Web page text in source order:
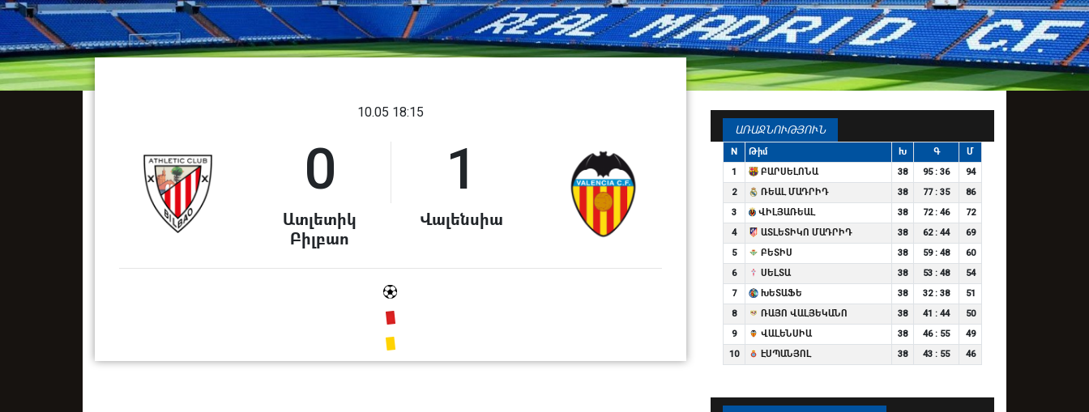
10.05 18:15
0
Ատլետիկ
Բիլբաո
1
Վալենսիա
ԱՌԱՋՆՈՒԹՅՈՒՆ
N Թիմ Խ Գ
Մ
1
ԲԱՐՍԵԼՈՆԱ 38 95 : 36
94
2
ՌԵԱԼ ՄԱԴՐԻԴ 38 77 : 35
86
3
ՎԻԼՅԱՌԵԱԼ 38 72 : 46
72
4
ԱՏԼԵՏԻԿՈ ՄԱԴՐԻԴ 38 62 : 44
69
5
ԲԵՏԻՍ 38 59 : 48
60
6
ՍԵԼՏԱ 38 53 : 48
54
7
ԽԵՏԱՖԵ 38 32 : 38
51
8
ՌԱՅՈ ՎԱԼՅԵԿԱՆՈ 38 41 : 44
50
9
ՎԱԼԵՆՍԻԱ 38 46 : 55
49
10
ԷՍՊԱՆՅՈԼ 38 43 : 55 46